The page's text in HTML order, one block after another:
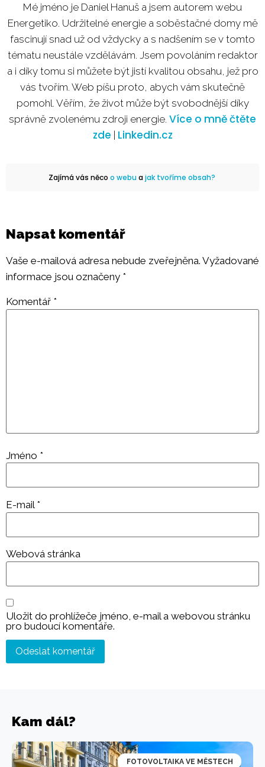
Mé jméno je Daniel Hanuš a jsem autorem webu
Energetiko. Udržitelné energie a soběstačné domy mě
fascinují snad už od vždycky a s nadšením se v tomto
tématu neustále vzdělávám. Jsem povoláním redaktor
a i díky tomu si můžete být jistí kvalitou obsahu, jež pro
vás tvořím. Web píšu proto, abych vám skutečně
pomohl. Věřím, že život může být svobodnější díky
správně zvolenému zdroji energie. Více o mně čtěte
zde Linkedin.cz
Zajímá vás něco o webuajak tvoříme obsah?
Napsat komentář
Vaše e-mailová adresa nebude zveřejněna. Vyžadované
informace jsou označeny *
Komentář *
Jméno *
E-mail *
Webová stránka
Uložit do prohlížeče jméno, e-mail a webovou stránku
pro budoucí komentáře.
Kam dál?
FOTOVOLTAIKA VE MĚSTECH